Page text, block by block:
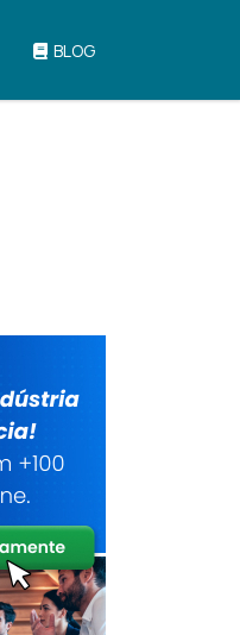
BLOG